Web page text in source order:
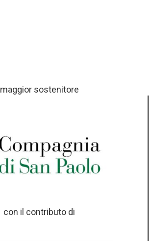
maggior sostenitore
con il contributo di